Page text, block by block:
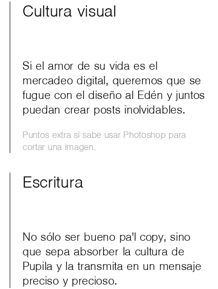
Cultura visual
Si el amor de su vida es el
mercadeo digital, queremos que se
fugue con el diseño al Edén y juntos
puedan crear posts inolvidables.
Puntos extra si sabe usar Photoshop para
cortar una imagen.
Escritura
No sólo ser bueno pa'l copy, sino
que sepa absorber la cultura de
Pupila y la transmita en un mensaje
preciso y precioso.